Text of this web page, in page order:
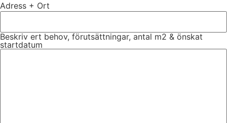
Adress + Ort
Beskriv ert behov, förutsättningar, antal m2 & önskat
startdatum